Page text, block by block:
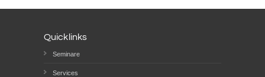
Quicklinks
Seminare
Services